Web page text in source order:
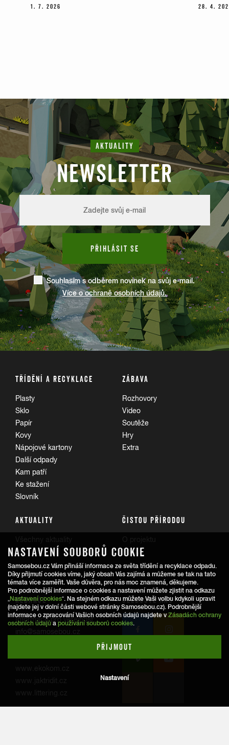
1. 7. 2026 28. 4.
AKTUALITY
NEWSLETTER
PŘIHLÁSIT SE
Souhlasím s odběrem novinek na svůj e-mail.
Více o ochraně osobních údajů.
TŘÍDĚNÍ A RECYKLACE
Plasty
Sklo
Papír
Kovy
Nápojové kartony
Další odpady
Kam patří
Ke stažení
Slovník
ZÁBAVA
Rozhovory
Video
Soutěže
Hry
Extra
AKTUALITY ČISTOU PŘÍRODOU
Trasy
REDAKCE
Informace pro veřejnost:
SLEDUJTE NÁS
NASTAVENÍ SOUBORŮ COOKIE
Samosebou.cz Vám přináší informace ze světa třídění a recyklace odpadu.
Díky přijmutí cookies víme, jaký obsah Vás zajímá a můžeme se tak na tato
témata více zaměřit. Vaše důvěra, pro nás moc znamená, děkujeme.
Pro podrobnější informace o cookies a nastavení můžete zjistit na odkazu
„Nastavení cookies“. Na stejném odkazu můžete Vaši volbu kdykoli upravit
(najdete jej v dolní části webové stránky Samosebou.cz). Podrobnější
informace o zpracování Vašich osobních údajů najdete vZásadách ochrany
osobních údajů a používání souborů cookies.
PŘIJMOUT
Nastavení